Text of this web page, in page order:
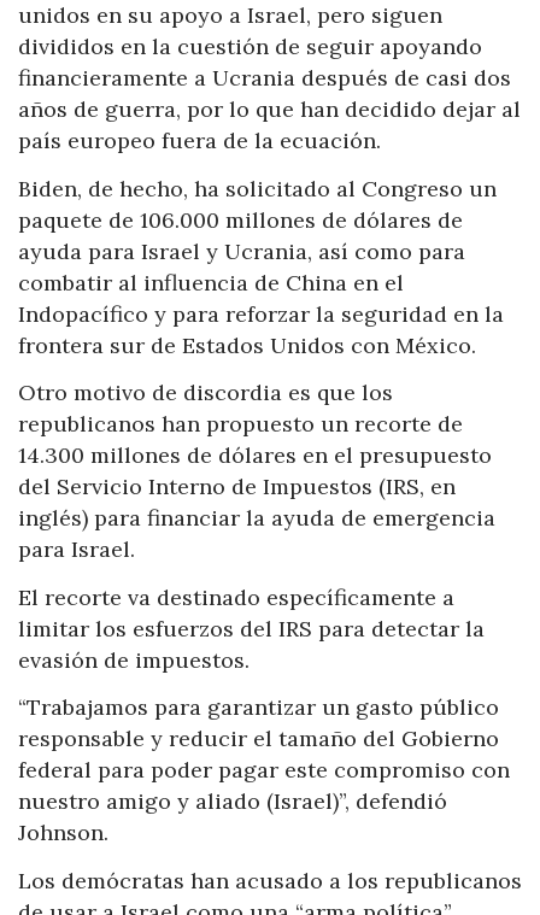
unidos en su apoyo a Israel, pero siguen
divididos en la cuestión de seguir apoyando
financieramente a Ucrania después de casi dos
años de guerra, por lo que han decidido dejar al
país europeo fuera de la ecuación.
Biden, de hecho, ha solicitado al Congreso un
paquete de 106.000 millones de dólares de
ayuda para Israel y Ucrania, así como para
combatir al influencia de China en el
Indopacífico y para reforzar la seguridad en la
frontera sur de Estados Unidos con México.
Otro motivo de discordia es que los
republicanos han propuesto un recorte de
14.300 millones de dólares en el presupuesto
del Servicio Interno de Impuestos (IRS, en
inglés) para financiar la ayuda de emergencia
para Israel.
El recorte va destinado específicamente a
limitar los esfuerzos del IRS para detectar la
evasión de impuestos.
“Trabajamos para garantizar un gasto público
responsable y reducir el tamaño del Gobierno
federal para poder pagar este compromiso con
nuestro amigo y aliado (Israel)”, defendió
Johnson.
Los demócratas han acusado a los republicanos